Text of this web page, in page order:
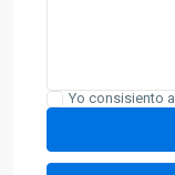
Yo consisiento a